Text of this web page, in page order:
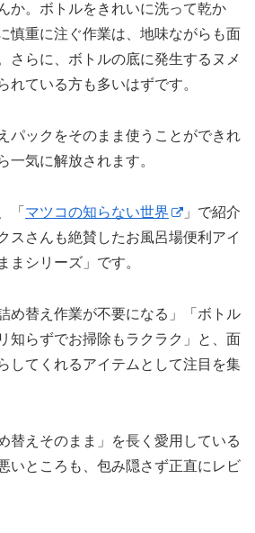
か。ボトルをきれいに洗って乾か
慎重に注ぐ作業は、地味ながらも面
さらに、ボトルの底に発生するヌメ
れている方も多いはずです。
パックをそのまま使うことができれ
一気に解放されます。
「 マツコの知らない世界
」で紹介
スさんも絶賛したお風呂場便利アイ
まシリーズ」です。
め替え作業が不要になる」「ボトル
知らずでお掃除もラクラク」と、面
してくれるアイテムとして注目を集
替えそのまま」を長く愛用している
いところも、包み隠さず正直にレビ